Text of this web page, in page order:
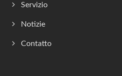
Servizio
Notizie
Contatto